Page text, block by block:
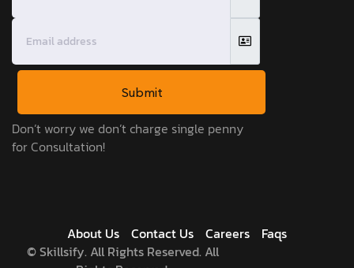
Submit
Don’t worry we don’t charge single penny
for Consultation!
©Skillsify. All Rights Reserved. All
About Us Contact Us Careers Faqs